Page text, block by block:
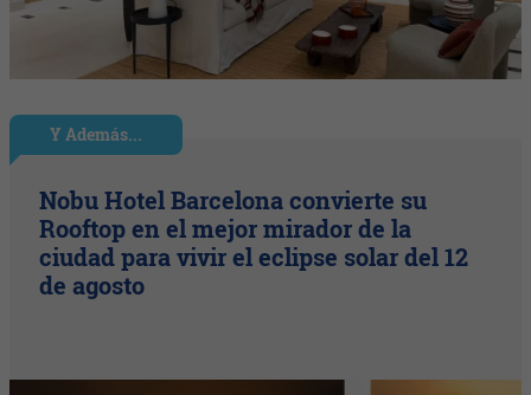
Y Además...
Nobu Hotel Barcelona convierte su
Rooftop en el mejor mirador de la
ciudad para vivir el eclipse solar del 12
de agosto